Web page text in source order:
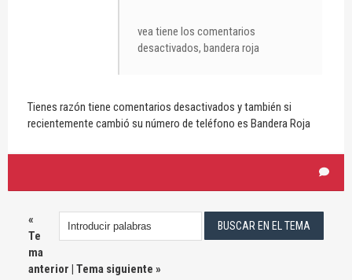
vea tiene los comentarios
desactivados, bandera roja
Tienes razón tiene comentarios desactivados y también si
recientemente cambió su número de teléfono es Bandera Roja
«
Te
ma
anterior | Tema siguiente »